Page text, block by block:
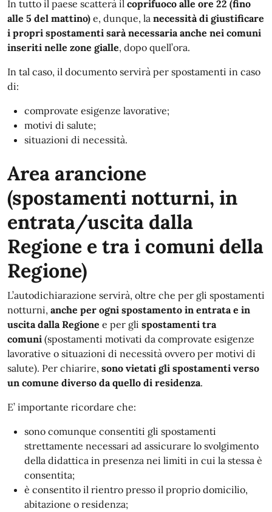
In tutto il paese scatterà il coprifuoco alle ore 22 (fino
alle 5 del mattino) e, dunque, la necessità di giustificare
i propri spostamenti sarà necessaria anche nei comuni
inseriti nelle zone gialle, dopo quell’ora.
In tal caso, il documento servirà per spostamenti in caso
di:
comprovate esigenze lavorative;
motivi di salute;
situazioni di necessità.
Area arancione
(spostamenti notturni, in
entrata/uscita dalla
Regione e tra i comuni della
Regione)
L’autodichiarazione servirà, oltre che per gli spostamenti
notturni, anche per ogni spostamento in entrata e in
uscita dalla Regione e per gli spostamenti tra
comuni (spostamenti motivati da comprovate esigenze
lavorative o situazioni di necessità ovvero per motivi di
salute). Per chiarire, sono vietati gli spostamenti verso
un comune diverso da quello di residenza.
E’ importante ricordare che:
sono comunque consentiti gli spostamenti
strettamente necessari ad assicurare lo svolgimento
della didattica in presenza nei limiti in cui la stessa è
consentita;
è consentito il rientro presso il proprio domicilio,
abitazione o residenza;